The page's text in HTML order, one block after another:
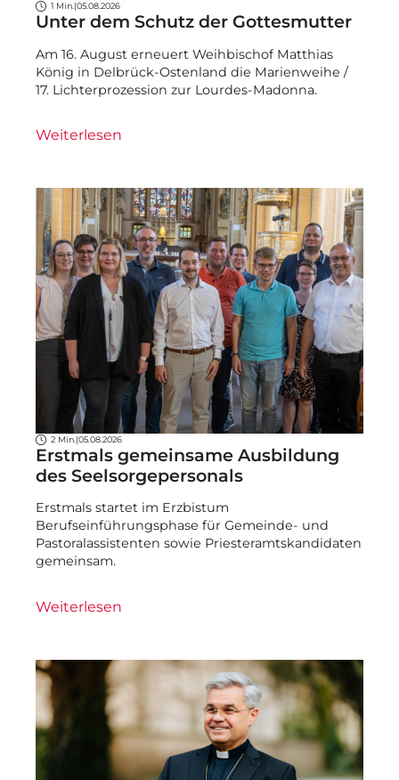
1 Min.|05.08.2026
Unter dem Schutz der Gottesmutter
Am 16. August erneuert Weihbischof Matthias
König in Delbrück-Ostenland die Marienweihe /
17. Lichterprozession zur Lourdes-Madonna.
Weiterlesen
2 Min. |05.08.2026
Erstmals gemeinsame Ausbildung
des Seelsorgepersonals
Erstmals startet im Erzbistum
Berufseinführungsphase für Gemeinde- und
Pastoralassistenten sowie Priesteramtskandidaten
gemeinsam.
Weiterlesen